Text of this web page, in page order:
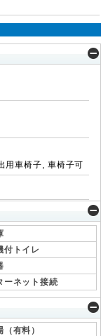
用車椅子, 車椅子可
付トイレ
ーネット接続
有料）